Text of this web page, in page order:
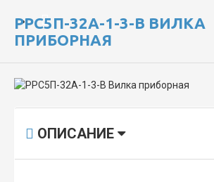
РРС5П-32А-1-3-В ВИЛКА
ПРИБОРНАЯ
ОПИСАНИЕ